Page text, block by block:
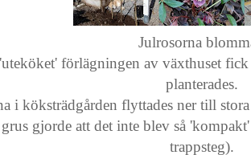
Julrosorna
förlägningen av växthuset
planterades.
i köksträdgården flyttades ner till
gjorde att det inte blev så
trappsteg).